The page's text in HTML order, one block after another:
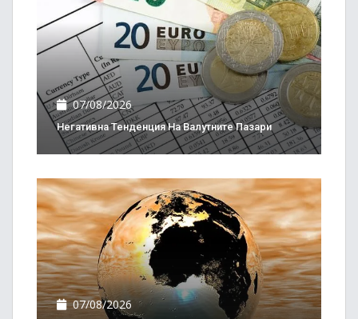
07/08/2026
Негативна Тенденция На Валутните Пазари
07/08/2026